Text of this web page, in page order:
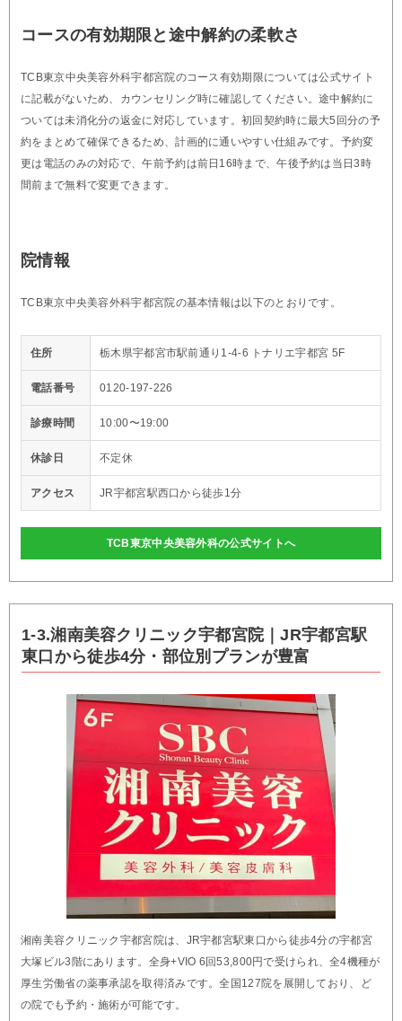
コースの有効期限と途中解約の柔軟さ
TCB東京中央美容外科宇都宮院のコース有効期限については公式サイト
に記載がないため、カウンセリング時に確認してください。途中解約に
ついては未消化分の返金に対応しています。初回契約時に最大5回分の予
約をまとめて確保できるため、計画的に通いやすい仕組みです。予約変
更は電話のみの対応で、午前予約は前日16時まで、午後予約は当日3時
間前まで無料で変更できます。
院情報
TCB東京中央美容外科宇都宮院の基本情報は以下のとおりです。
住所 栃木県宇都宮市駅前通り1-4-6 トナリエ宇都宮 5F
電話番号 0120-197-226
診療時間 10:00〜19:00
休診日 不定休
アクセス JR宇都宮駅西口から徒歩1分
TCB東京中央美容外科の公式サイトへ
1-3.湘南美容クリニック宇都宮院｜JR宇都宮駅
東口から徒歩4分・部位別プランが豊富
湘南美容クリニック宇都宮院は、JR宇都宮駅東口から徒歩4分の宇都宮
大塚ビル3階にあります。全身+VIO 6回53,800円で受けられ、全4機種が
厚生労働省の薬事承認を取得済みです。全国127院を展開しており、ど
の院でも予約・施術が可能です。